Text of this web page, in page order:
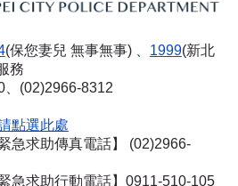
(保您妻兒 無事無事) 、 1999(新北
務
、(02)2966-8312
點選此處
急求助傳真電話】
(02)2966-
急求助行動電話】0911-510-105